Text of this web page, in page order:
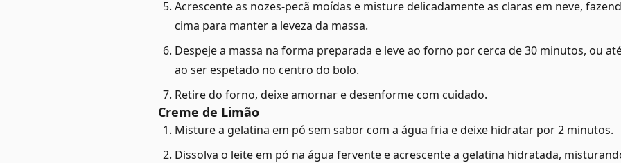
Acrescente as nozes-pecã moídas e misture delicadamente as claras em neve,
cima para manter a leveza da massa.
Despeje a massa na forma preparada e leve ao forno por cerca de 30 minutos, ou
ao ser espetado no centro do bolo.
Retire do forno, deixe amornar e desenforme com cuidado.
Creme de Limão
Misture a gelatina em pó sem sabor com a água fria e deixe hidratar por 2 minutos.
Dissolva o leite em pó na água fervente e acrescente a gelatina hidratada,